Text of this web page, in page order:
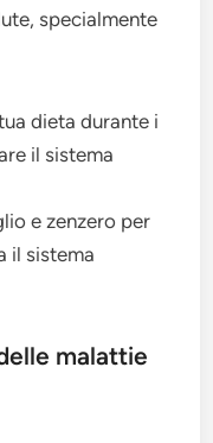
specialmente
dieta durante i
il sistema
e zenzero per
il sistema
malattie